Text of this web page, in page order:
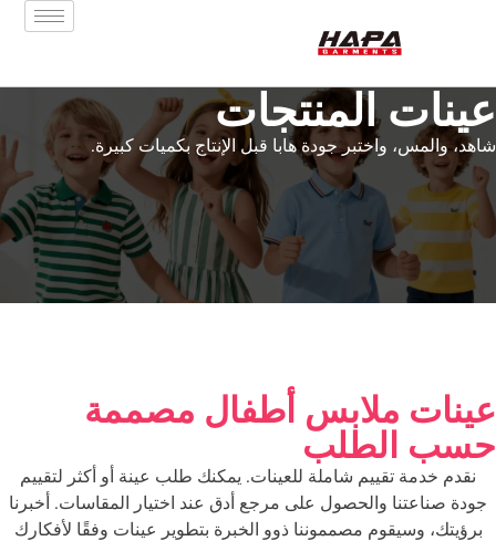
عينات المنتجات
شاهد، والمس، واختبر جودة هابا قبل الإنتاج بكميات كبيرة.
عينات ملابس أطفال مصممة
حسب الطلب
نقدم خدمة تقييم شاملة للعينات. يمكنك طلب عينة أو أكثر لتقييم
جودة صناعتنا والحصول على مرجع أدق عند اختيار المقاسات. أخبرنا
برؤيتك، وسيقوم مصمموننا ذوو الخبرة بتطوير عينات وفقًا لأفكارك